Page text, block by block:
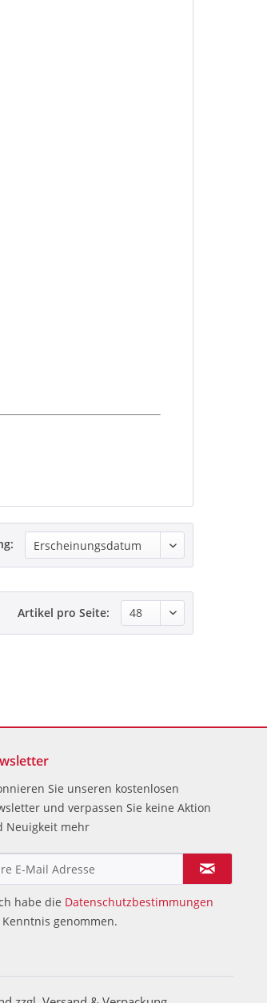
Artikel pro Seite:
Sie unseren kostenlosen
und verpassen Sie keine Aktion
Neuigkeit mehr
habe die Datenschutzbestimmungen
genommen.